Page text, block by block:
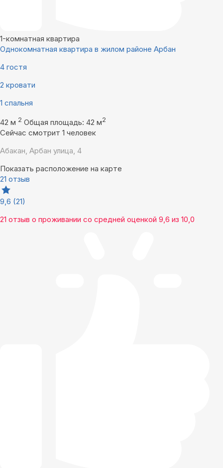
1-комнатная квартира
Однокомнатная квартира в жилом районе Арбан
4 гостя
2 кровати
1 спальня
42 м 2 Общая площадь: 42 м2
Сейчас смотрит 1 человек
Абакан, Арбан улица, 4
Показать расположение на карте
21 отзыв
9,6 (21)
21 отзыв о проживании со средней оценкой 9,6 из 10,0